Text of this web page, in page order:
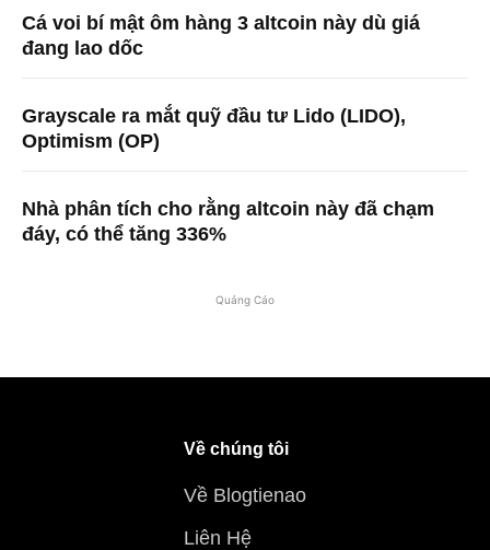
Cá voi bí mật ôm hàng 3 altcoin này dù giá
đang lao dốc
Grayscale ra mắt quỹ đầu tư Lido (LIDO),
Optimism (OP)
Nhà phân tích cho rằng altcoin này đã chạm
đáy, có thể tăng 336%
Quảng Cáo
Về chúng tôi
Về Blogtienao
Liên Hệ